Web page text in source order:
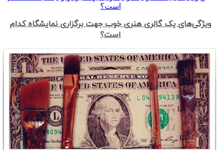
ویژگی‌های یک گالری هنری خوب جهت برگزاری نمایشگاه کدام
است؟